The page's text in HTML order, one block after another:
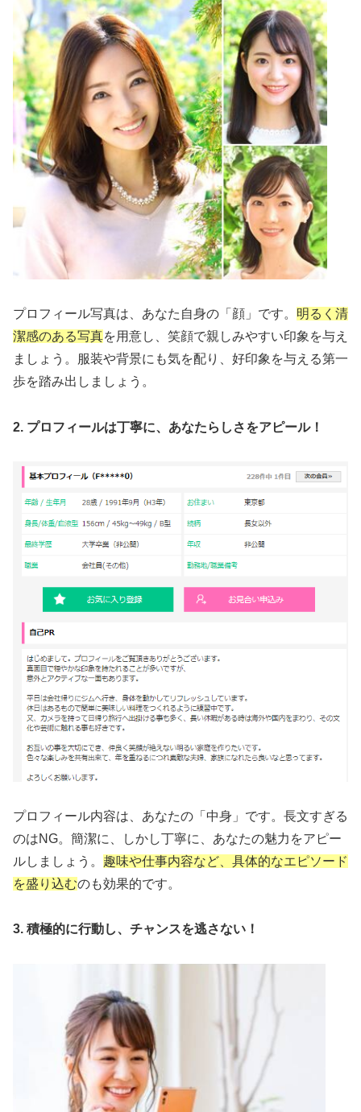
プロフィール写真は、あなた自身の「顔」です。 明るく清
潔感のある写真を用意し、笑顔で親しみやすい印象を与え
ましょう。服装や背景にも気を配り、好印象を与える第一
歩を踏み出しましょう。
2. プロフィールは丁寧に、あなたらしさをアピール！
プロフィール内容は、あなたの「中身」です。長文すぎる
のはNG。簡潔に、しかし丁寧に、あなたの魅力をアピー
ルしましょう。 趣味や仕事内容など、具体的なエピソード
を盛り込むのも効果的です。
3. 積極的に行動し、チャンスを逃さない！